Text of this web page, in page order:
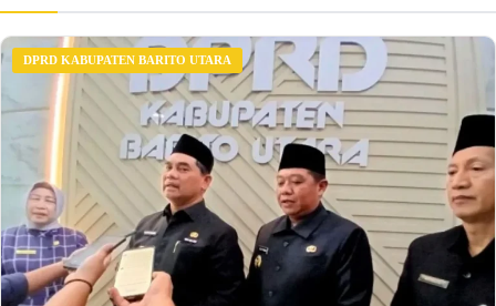
DPRD KABUPATEN BARITO UTARA